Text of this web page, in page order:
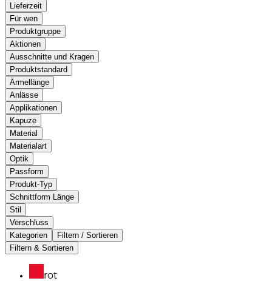
Lieferzeit
Für wen
Produktgruppe
Aktionen
Ausschnitte und Kragen
Produktstandard
Ärmellänge
Anlässe
Applikationen
Kapuze
Material
Materialart
Optik
Passform
Produkt-Typ
Schnittform Länge
Stil
Verschluss
Kategorien
Filtern / Sortieren
Filtern & Sortieren
rot